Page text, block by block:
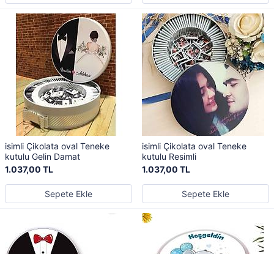
isimli Çikolata oval Teneke
kutulu Gelin Damat
1.037,00 TL
Sepete Ekle
isimli Çikolata oval Teneke
kutulu Resimli
1.037,00 TL
Sepete Ekle